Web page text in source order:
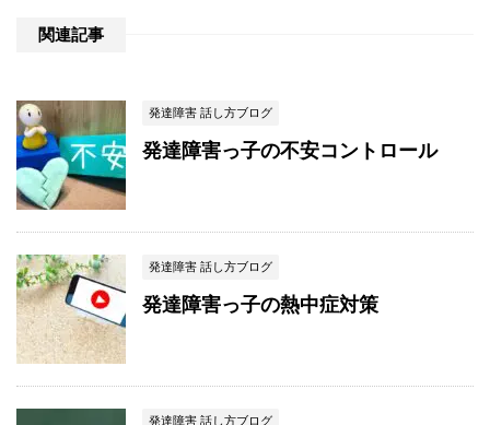
関連記事
発達障害 話し方ブログ
発達障害っ子の不安コントロール
発達障害 話し方ブログ
発達障害っ子の熱中症対策
発達障害 話し方ブログ